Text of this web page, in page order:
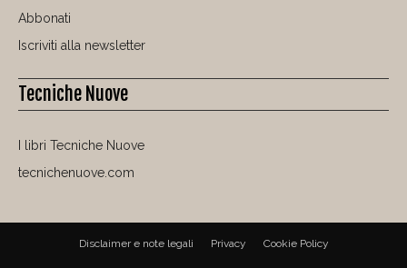
Abbonati
Iscriviti alla newsletter
Tecniche Nuove
I libri Tecniche Nuove
tecnichenuove.com
Disclaimer e note legali Privacy Cookie Policy